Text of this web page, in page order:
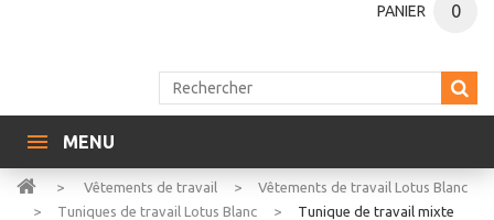
PANIER 0
MENU
> Vêtements de travail >
Vêtements de travail Lotus Blanc
>
Tuniques de travail Lotus Blanc >
Tunique de travail mixte